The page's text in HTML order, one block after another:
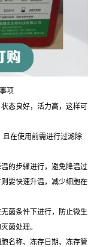
项
态良好，活力高，这样可
且在使用前需进行过滤除
的步骤进行，避免降温过
要快速升温，减少细胞在
菌条件下进行，防止微生
菌处理。
名称、冻存日期、冻存管